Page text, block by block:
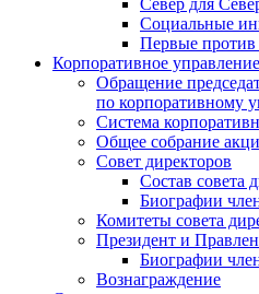
Социальные
Первые
Корпоративное управление
Обращение
по корпоративному
Система
Общее собрание
Совет директоров
Состав совета
Биографии
Комитеты совета
Президент и
Биографии
Вознаграждение